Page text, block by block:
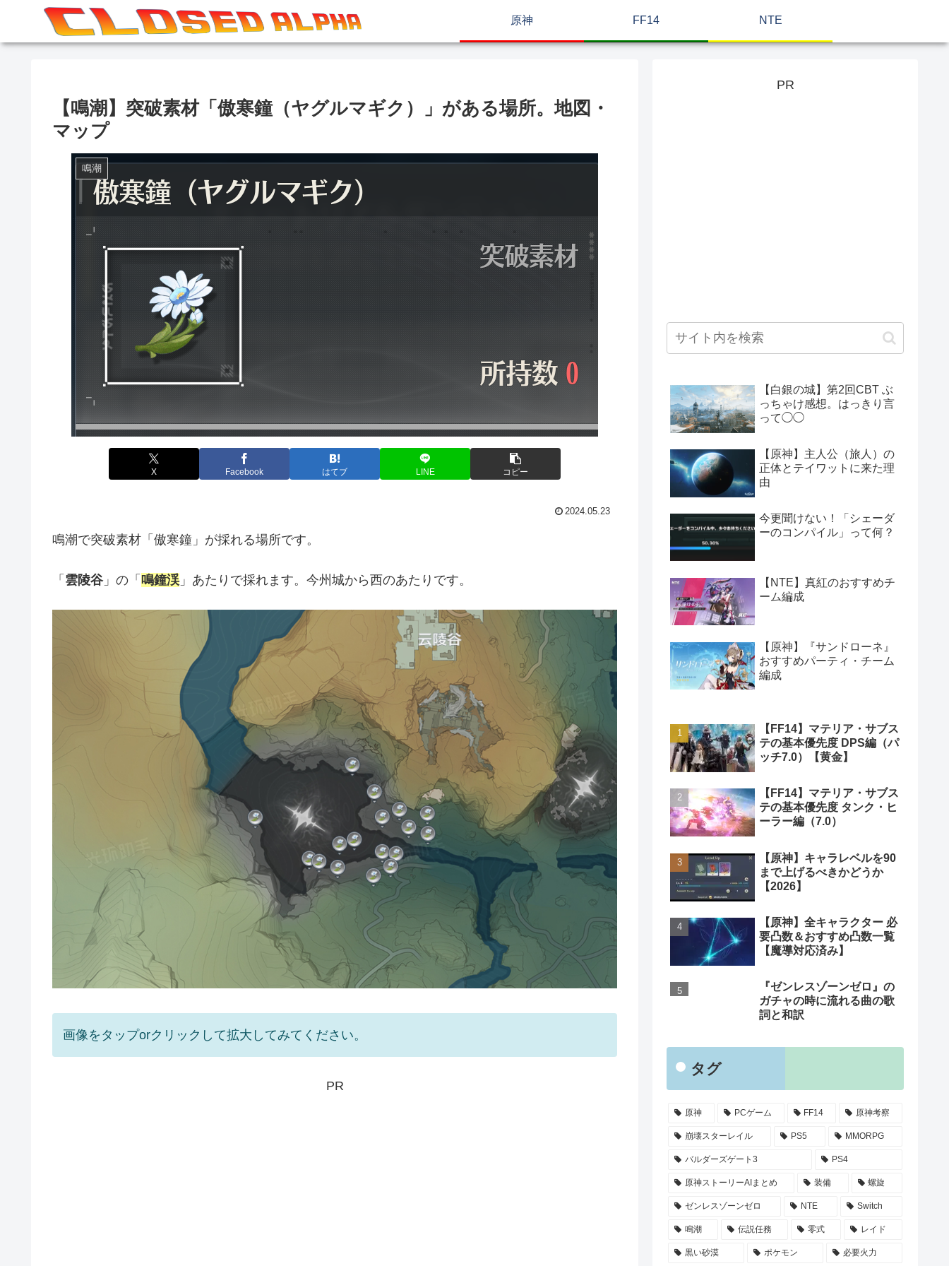
原神 FF14 NTE
【鳴潮】突破素材「傲寒鐘（ヤグルマギク）」がある場所。地図・
マップ
鳴潮
X Facebook はてブ LINE コピー
2024.05.23
鳴潮で突破素材「傲寒鐘」が採れる場所です。
「 雲陵谷」の「 鳴鐘渓」あたりで採れます。今州城から西のあたりです。
画像をタップorクリックして拡大してみてください。
PR
PR
【白銀の城】第2回CBT ぶ
っちゃけ感想。はっきり言
って◯◯
【原神】主人公（旅人）の
正体とテイワットに来た理
由
今更聞けない！「シェーダ
ーのコンパイル」って何？
【NTE】真紅のおすすめチ
ーム編成
【原神】『サンドローネ』
おすすめパーティ・チーム
編成
【FF14】マテリア・サブス
テの基本優先度 DPS編（パ
ッチ7.0）【黄金】
【FF14】マテリア・サブス
テの基本優先度 タンク・ヒ
ーラー編（7.0）
【原神】キャラレベルを90
まで上げるべきかどうか
【2026】
【原神】全キャラクター 必
要凸数＆おすすめ凸数一覧
【魔導対応済み】
『ゼンレスゾーンゼロ』の
ガチャの時に流れる曲の歌
詞と和訳
タグ
原神 PCゲーム FF14 原神考察
崩壊スターレイル PS5 MMORPG
バルダーズゲート3 PS4
原神ストーリーAIまとめ 装備 螺旋
ゼンレスゾーンゼロ NTE Switch
鳴潮 伝説任務 零式 レイド
黒い砂漠 ポケモン 必要火力